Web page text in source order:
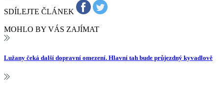
SDÍLEJTE ČLÁNEK
MOHLO BY VÁS ZAJÍMAT
Lužany čeká další dopravní omezení. Hlavní tah bude průjezdný kyvadlově